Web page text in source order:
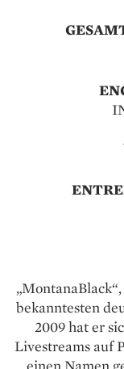
bekanntes­ten
2009 hat er
Livestreams auf
einen Namen